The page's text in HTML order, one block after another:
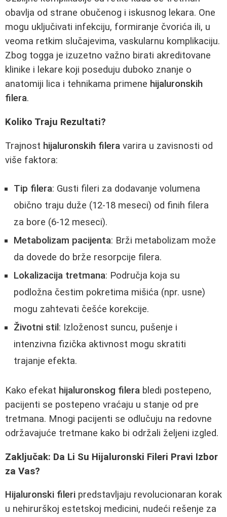
obavlja od strane obučenog i iskusnog lekara. One
mogu uključivati infekciju, formiranje čvorića ili, u
veoma retkim slučajevima, vaskularnu komplikaciju.
Zbog togga je izuzetno važno birati akreditovane
klinike i lekare koji poseduju duboko znanje o
anatomiji lica i tehnikama primene hijaluronskih
filera.
Koliko Traju Rezultati?
Trajnost hijaluronskih filera varira u zavisnosti od
više faktora:
Tip filera: Gusti fileri za dodavanje volumena
obično traju duže (12-18 meseci) od finih filera
za bore (6-12 meseci).
Metabolizam pacijenta: Brži metabolizam može
da dovede do brže resorpcije filera.
Lokalizacija tretmana: Područja koja su
podložna čestim pokretima mišića (npr. usne)
mogu zahtevati češće korekcije.
Životni stil : Izloženost suncu, pušenje i
intenzivna fizička aktivnost mogu skratiti
trajanje efekta.
Kako efekat hijaluronskog filera bledi postepeno,
pacijenti se postepeno vraćaju u stanje od pre
tretmana. Mnogi pacijenti se odlučuju na redovne
održavajuće tretmane kako bi održali željeni izgled.
Zaključak: Da Li Su Hijaluronski Fileri Pravi Izbor
za Vas?
Hijaluronski fileri predstavljaju revolucionaran korak
u nehirurškoj estetskoj medicini, nudeći rešenje za